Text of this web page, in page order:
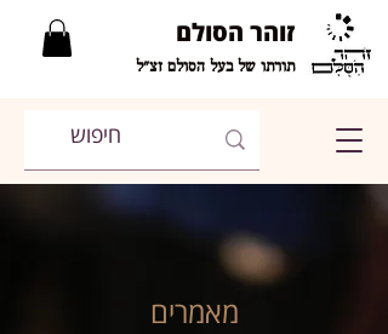
זוהר הסולם
תורתו של בעל הסולם זצ"ל
מאמרים